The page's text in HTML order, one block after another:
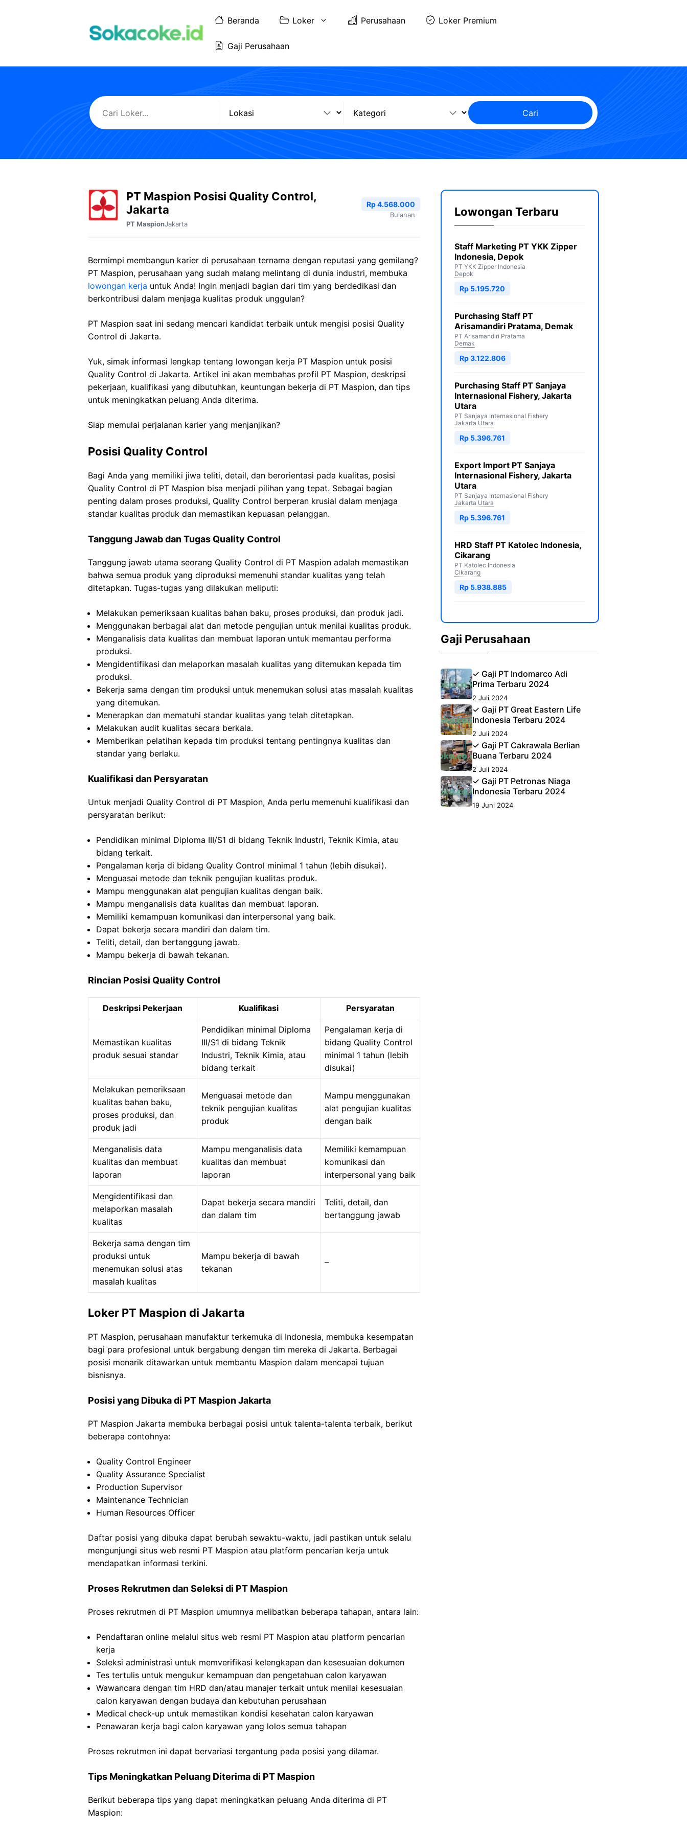
Beranda Loker Perusahaan Loker Premium
Gaji Perusahaan
Cari
PT Maspion Posisi Quality Control,
Jakarta
PT MaspionJakarta
Rp 4.568.000
Bulanan
Bermimpi membangun karier di perusahaan ternama dengan reputasi yang gemilang?
PT Maspion, perusahaan yang sudah malang melintang di dunia industri, membuka
lowongan kerja untuk Anda! Ingin menjadi bagian dari tim yang berdedikasi dan
berkontribusi dalam menjaga kualitas produk unggulan?
PT Maspion saat ini sedang mencari kandidat terbaik untuk mengisi posisi Quality
Control di Jakarta.
Yuk, simak informasi lengkap tentang lowongan kerja PT Maspion untuk posisi
Quality Control di Jakarta. Artikel ini akan membahas profil PT Maspion, deskripsi
pekerjaan, kualifikasi yang dibutuhkan, keuntungan bekerja di PT Maspion, dan tips
untuk meningkatkan peluang Anda diterima.
Siap memulai perjalanan karier yang menjanjikan?
Posisi Quality Control
Bagi Anda yang memiliki jiwa teliti, detail, dan berorientasi pada kualitas, posisi
Quality Control di PT Maspion bisa menjadi pilihan yang tepat. Sebagai bagian
penting dalam proses produksi, Quality Control berperan krusial dalam menjaga
standar kualitas produk dan memastikan kepuasan pelanggan.
Tanggung Jawab dan Tugas Quality Control
Tanggung jawab utama seorang Quality Control di PT Maspion adalah memastikan
bahwa semua produk yang diproduksi memenuhi standar kualitas yang telah
ditetapkan. Tugas-tugas yang dilakukan meliputi:
Melakukan pemeriksaan kualitas bahan baku, proses produksi, dan produk jadi.
Menggunakan berbagai alat dan metode pengujian untuk menilai kualitas produk.
Menganalisis data kualitas dan membuat laporan untuk memantau performa
produksi.
Mengidentifikasi dan melaporkan masalah kualitas yang ditemukan kepada tim
produksi.
Bekerja sama dengan tim produksi untuk menemukan solusi atas masalah kualitas
yang ditemukan.
Menerapkan dan mematuhi standar kualitas yang telah ditetapkan.
Melakukan audit kualitas secara berkala.
Memberikan pelatihan kepada tim produksi tentang pentingnya kualitas dan
standar yang berlaku.
Kualifikasi dan Persyaratan
Untuk menjadi Quality Control di PT Maspion, Anda perlu memenuhi kualifikasi dan
persyaratan berikut:
Pendidikan minimal Diploma III/S1 di bidang Teknik Industri, Teknik Kimia, atau
bidang terkait.
Pengalaman kerja di bidang Quality Control minimal 1 tahun (lebih disukai).
Menguasai metode dan teknik pengujian kualitas produk.
Mampu menggunakan alat pengujian kualitas dengan baik.
Mampu menganalisis data kualitas dan membuat laporan.
Memiliki kemampuan komunikasi dan interpersonal yang baik.
Dapat bekerja secara mandiri dan dalam tim.
Teliti, detail, dan bertanggung jawab.
Mampu bekerja di bawah tekanan.
Rincian Posisi Quality Control
Deskripsi Pekerjaan Kualifikasi Persyaratan
Memastikan kualitas
produk sesuai standar
Pendidikan minimal Diploma
III/S1 di bidang Teknik
Industri, Teknik Kimia, atau
bidang terkait
Pengalaman kerja di
bidang Quality Control
minimal 1 tahun (lebih
disukai)
Melakukan pemeriksaan
kualitas bahan baku,
proses produksi, dan
produk jadi
Menguasai metode dan
teknik pengujian kualitas
produk
Mampu menggunakan
alat pengujian kualitas
dengan baik
Menganalisis data
kualitas dan membuat
laporan
Mampu menganalisis data
kualitas dan membuat
laporan
Memiliki kemampuan
komunikasi dan
interpersonal yang baik
Mengidentifikasi dan
melaporkan masalah
kualitas
Dapat bekerja secara mandiri
dan dalam tim
Teliti, detail, dan
bertanggung jawab
Bekerja sama dengan tim
produksi untuk
menemukan solusi atas
masalah kualitas
Mampu bekerja di bawah
tekanan
–
Loker PT Maspion di Jakarta
PT Maspion, perusahaan manufaktur terkemuka di Indonesia, membuka kesempatan
bagi para profesional untuk bergabung dengan tim mereka di Jakarta. Berbagai
posisi menarik ditawarkan untuk membantu Maspion dalam mencapai tujuan
bisnisnya.
Posisi yang Dibuka di PT Maspion Jakarta
PT Maspion Jakarta membuka berbagai posisi untuk talenta-talenta terbaik, berikut
beberapa contohnya:
Quality Control Engineer
Quality Assurance Specialist
Production Supervisor
Maintenance Technician
Human Resources Officer
Daftar posisi yang dibuka dapat berubah sewaktu-waktu, jadi pastikan untuk selalu
mengunjungi situs web resmi PT Maspion atau platform pencarian kerja untuk
mendapatkan informasi terkini.
Proses Rekrutmen dan Seleksi di PT Maspion
Proses rekrutmen di PT Maspion umumnya melibatkan beberapa tahapan, antara lain:
Pendaftaran online melalui situs web resmi PT Maspion atau platform pencarian
kerja
Seleksi administrasi untuk memverifikasi kelengkapan dan kesesuaian dokumen
Tes tertulis untuk mengukur kemampuan dan pengetahuan calon karyawan
Wawancara dengan tim HRD dan/atau manajer terkait untuk menilai kesesuaian
calon karyawan dengan budaya dan kebutuhan perusahaan
Medical check-up untuk memastikan kondisi kesehatan calon karyawan
Penawaran kerja bagi calon karyawan yang lolos semua tahapan
Proses rekrutmen ini dapat bervariasi tergantung pada posisi yang dilamar.
Tips Meningkatkan Peluang Diterima di PT Maspion
Berikut beberapa tips yang dapat meningkatkan peluang Anda diterima di PT
Maspion:
Lowongan Terbaru
Staff Marketing PT YKK Zipper
Indonesia, Depok
PT YKK Zipper Indonesia
Depok
Rp 5.195.720
Purchasing Staff PT
Arisamandiri Pratama, Demak
PT Arisamandiri Pratama
Demak
Rp 3.122.806
Purchasing Staff PT Sanjaya
Internasional Fishery, Jakarta
Utara
PT Sanjaya Internasional Fishery
Jakarta Utara
Rp 5.396.761
Export Import PT Sanjaya
Internasional Fishery, Jakarta
Utara
PT Sanjaya Internasional Fishery
Jakarta Utara
Rp 5.396.761
HRD Staff PT Katolec Indonesia,
Cikarang
PT Katolec Indonesia
Cikarang
Rp 5.938.885
Gaji Perusahaan
✓ Gaji PT Indomarco Adi
Prima Terbaru 2024
2 Juli 2024
✓ Gaji PT Great Eastern Life
Indonesia Terbaru 2024
2 Juli 2024
✓ Gaji PT Cakrawala Berlian
Buana Terbaru 2024
2 Juli 2024
✓ Gaji PT Petronas Niaga
Indonesia Terbaru 2024
19 Juni 2024